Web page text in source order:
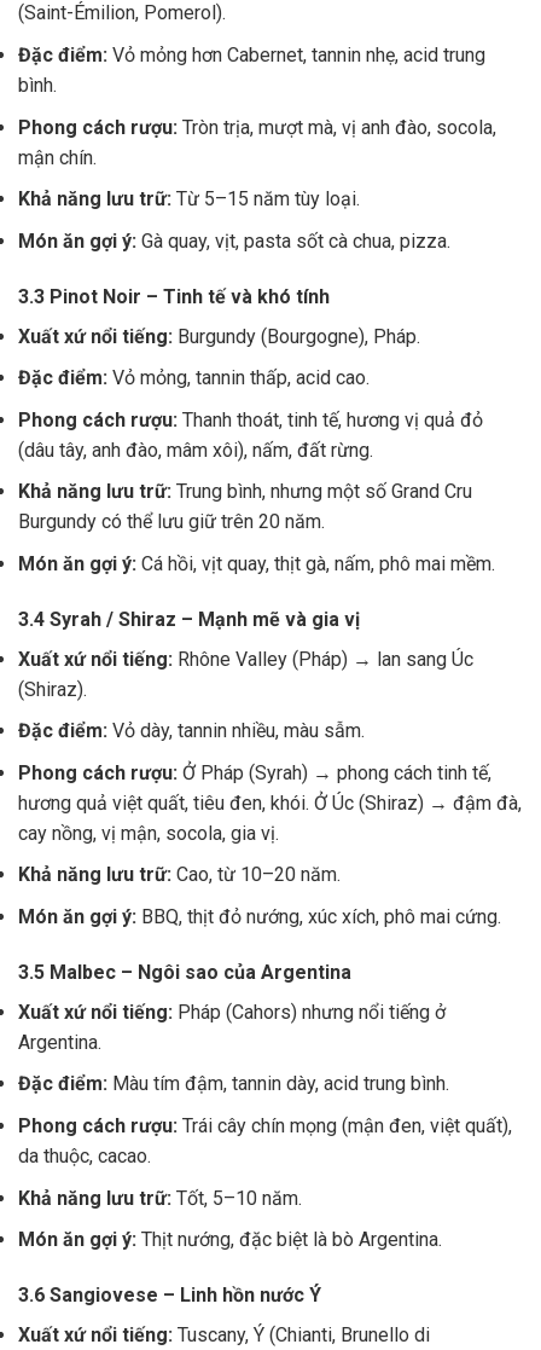
(Saint-Émilion, Pomerol).
Đặc điểm: Vỏ mỏng hơn Cabernet, tannin nhẹ, acid trung
bình.
Phong cách rượu: Tròn trịa, mượt mà, vị anh đào, socola,
mận chín.
Khả năng lưu trữ: Từ 5–15 năm tùy loại.
Món ăn gợi ý: Gà quay, vịt, pasta sốt cà chua, pizza.
3.3 Pinot Noir – Tinh tế và khó tính
Xuất xứ nổi tiếng: Burgundy (Bourgogne), Pháp.
Đặc điểm: Vỏ mỏng, tannin thấp, acid cao.
Phong cách rượu: Thanh thoát, tinh tế, hương vị quả đỏ
(dâu tây, anh đào, mâm xôi), nấm, đất rừng.
Khả năng lưu trữ: Trung bình, nhưng một số Grand Cru
Burgundy có thể lưu giữ trên 20 năm.
Món ăn gợi ý: Cá hồi, vịt quay, thịt gà, nấm, phô mai mềm.
3.4 Syrah / Shiraz – Mạnh mẽ và gia vị
Xuất xứ nổi tiếng: Rhône Valley (Pháp) → lan sang Úc
(Shiraz).
Đặc điểm: Vỏ dày, tannin nhiều, màu sẫm.
Phong cách rượu: Ở Pháp (Syrah) → phong cách tinh tế,
hương quả việt quất, tiêu đen, khói. Ở Úc (Shiraz) → đậm đà,
cay nồng, vị mận, socola, gia vị.
Khả năng lưu trữ: Cao, từ 10–20 năm.
Món ăn gợi ý: BBQ, thịt đỏ nướng, xúc xích, phô mai cứng.
3.5 Malbec – Ngôi sao của Argentina
Xuất xứ nổi tiếng: Pháp (Cahors) nhưng nổi tiếng ở
Argentina.
Đặc điểm: Màu tím đậm, tannin dày, acid trung bình.
Phong cách rượu: Trái cây chín mọng (mận đen, việt quất),
da thuộc, cacao.
Khả năng lưu trữ: Tốt, 5–10 năm.
Món ăn gợi ý: Thịt nướng, đặc biệt là bò Argentina.
3.6 Sangiovese – Linh hồn nước Ý
Xuất xứ nổi tiếng: Tuscany, Ý (Chianti, Brunello di